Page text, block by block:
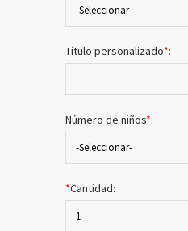
-Seleccionar-
Título personalizado*:
Número de niños*:
-Seleccionar-
*Cantidad:
1